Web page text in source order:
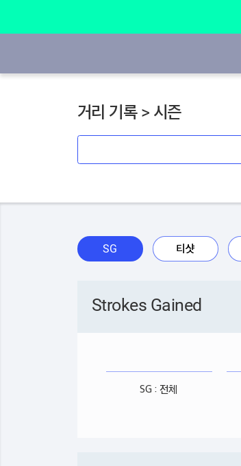
거리 기록 > 시즌
SG 티샷
Strokes Gained
SG : 전체